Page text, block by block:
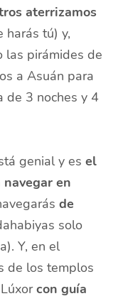
aterrizamos
harás tú) y,
las pirámides de
a Asuán para
de 3 noches y 4
genial y esel
en
de
solo
Y, en el
de los templos
Lúxorcon guía